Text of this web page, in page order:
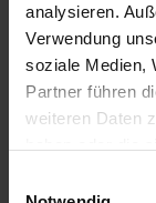
analysieren.
Verwendung
soziale Medien,
Partner führen
weiteren Daten
Coaxial
Serie 2/